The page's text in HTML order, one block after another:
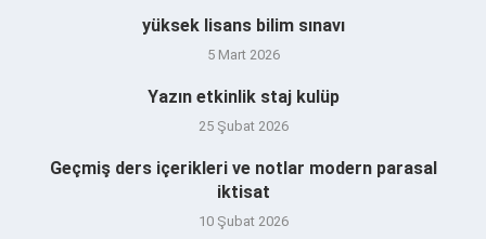
yüksek lisans bilim sınavı
5 Mart 2026
Yazın etkinlik staj kulüp
25 Şubat 2026
Geçmiş ders içerikleri ve notlar modern parasal
iktisat
10 Şubat 2026